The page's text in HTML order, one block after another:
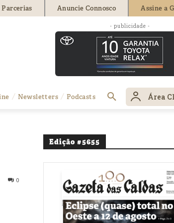
Parcerias Anuncie Connosco Assine a
- publicidade -
Newsletters Podcasts Área
0
Edição #5655